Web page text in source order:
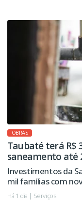
OBRAS
Taubaté terá R$
saneamento até
Investimentos da
mil famílias com
regiões da cidade.
Há 1 dia | Serviços